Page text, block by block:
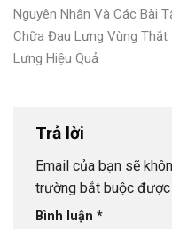
Nguyên Nhân Và Các Bài
Chữa Đau Lưng Vùng Thắt
Lưng Hiệu Quả
Trả lời
Email của bạn sẽ
trường bắt buộc được
Bình luận *